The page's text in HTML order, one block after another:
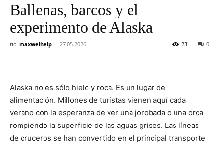
Ballenas, barcos y el
experimento de Alaska
по maxwelhelp - 27.05.2026 0
23
Alaska no es sólo hielo y roca. Es un lugar de
alimentación. Millones de turistas vienen aquí cada
verano con la esperanza de ver una jorobada o una orca
rompiendo la superficie de las aguas grises. Las líneas
de cruceros se han convertido en el principal transporte